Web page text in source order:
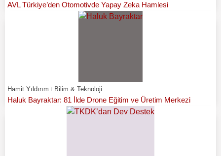
AVL Türkiye’den Otomotivde Yapay Zeka Hamlesi
Hamit Yıldırım Bilim & Teknoloji
Haluk Bayraktar: 81 İlde Drone Eğitim ve Üretim Merkezi